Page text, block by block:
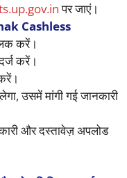
पर जाएं।
Cashless
करें।
करें।
उसमें मांगी गई जानकारी
और दस्तावेज़ अपलोड